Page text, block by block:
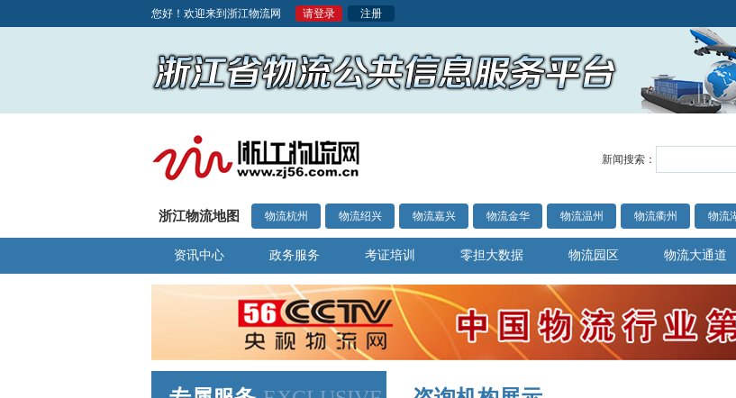
您好！欢迎来到浙江物流网 请登录 注册
新闻搜索：
浙江物流地图 物流杭州 物流绍兴 物流嘉兴 物流金华 物流温州 物流衢州 物流
资讯中心 政务服务 考证培训 零担大数据 物流园区 物流大通道